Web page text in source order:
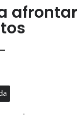
afrontar